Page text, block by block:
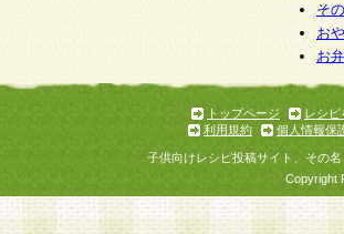
止等を求められた場合には、ご本人
た場合に限り、法令に準拠して合理的
す。なお、開示 請求等の請求先は個
、本規約等を承諾のうえ、当社所定の
が承認した者、グループとします。な
当する場合は会員登録をすることがで
そ
お
お
トップページ
レシピ
利用規約
個人情報保
子供向けレシピ投稿サイト、その
Copyright